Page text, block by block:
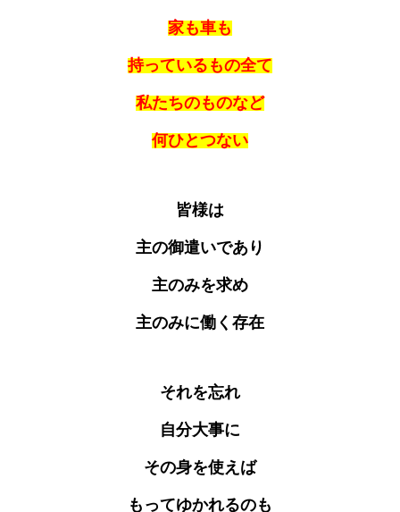
家も車も
持っているもの全て
私たちのものなど
何ひとつない
皆様は
主の御遣いであり
主のみを求め
主のみに働く存在
それを忘れ
自分大事に
その身を使えば
もってゆかれるのも